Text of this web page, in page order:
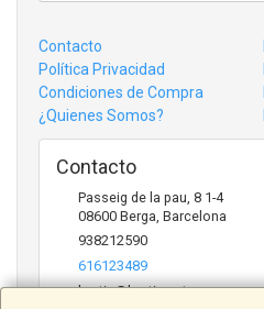
Contacto
Política Privacidad
Condiciones de Compra
¿Quienes Somos?
Contacto
Passeig de la pau, 8 1-4
08600 Berga Barcelona
938212590
616123489
bertic@bertic.cat